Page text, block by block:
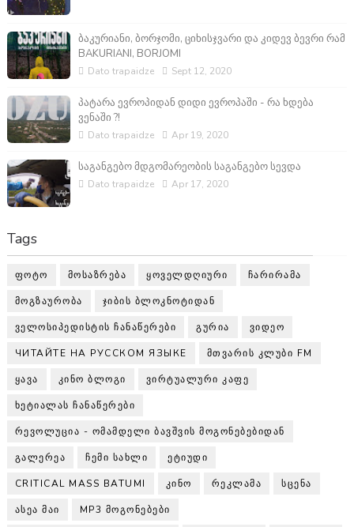
ბაკურიანი, ბორჯომი, ციხისჯვარი და კიდევ ბევრი რამ
BAKURIANI, BORJOMI
Dato trapaidze Sept 12, 2020
პატარა ევროპიდან დიდი ევროპაში - რა ხდება
ვენაში ?!
Dato trapaidze Apr 19, 2020
საგანგებო მდგომარეობის საგანგებო სევდა
Dato trapaidze Apr 17, 2020
Tags
ᲤᲝᲢᲝ ᲛᲝᲡᲐᲖᲠᲔᲑᲐ ᲧᲝᲕᲔᲚᲓᲦᲘᲣᲠᲘ ᲩᲐᲠᲘᲠᲐᲛᲐ
ᲛᲝᲒᲖᲐᲣᲠᲝᲑᲐ ᲯᲘᲑᲘᲡ ᲑᲚᲝᲙᲜᲝᲢᲘᲓᲐᲜ
ᲕᲔᲚᲝᲡᲘᲞᲔᲓᲘᲡᲢᲘᲡ ᲩᲐᲜᲐᲬᲔᲠᲔᲑᲘ ᲒᲣᲠᲘᲐ ᲕᲘᲓᲔᲝ
ЧИТАЙТЕ НА РУССКОМ ЯЗЫКЕ ᲛᲗᲕᲐᲠᲘᲡ ᲙᲚᲣᲑᲘ FM
ᲧᲐᲕᲐ ᲙᲘᲜᲝ ᲑᲚᲝᲒᲘ ᲕᲘᲠᲢᲣᲐᲚᲣᲠᲘ ᲙᲐᲤᲔ
ᲮᲔᲢᲘᲐᲚᲐᲡ ᲩᲐᲜᲐᲬᲔᲠᲔᲑᲘ
ᲠᲔᲕᲝᲚᲣᲪᲘᲐ - ᲝᲛᲐᲛᲓᲔᲚᲘ ᲑᲐᲕᲨᲕᲘᲡ ᲛᲝᲒᲝᲜᲔᲑᲔᲑᲘᲓᲐᲜ
ᲒᲐᲚᲔᲠᲔᲐ ᲩᲔᲛᲘ ᲡᲐᲮᲚᲘ ᲔᲢᲘᲣᲓᲘ
CRITICAL MASS BATUMI ᲙᲘᲜᲝ ᲠᲔᲙᲚᲐᲛᲐ ᲡᲪᲔᲜᲐ
ᲐᲡᲔᲐ ᲛᲐᲘ MP3 ᲛᲝᲒᲝᲜᲔᲑᲔᲑᲘ